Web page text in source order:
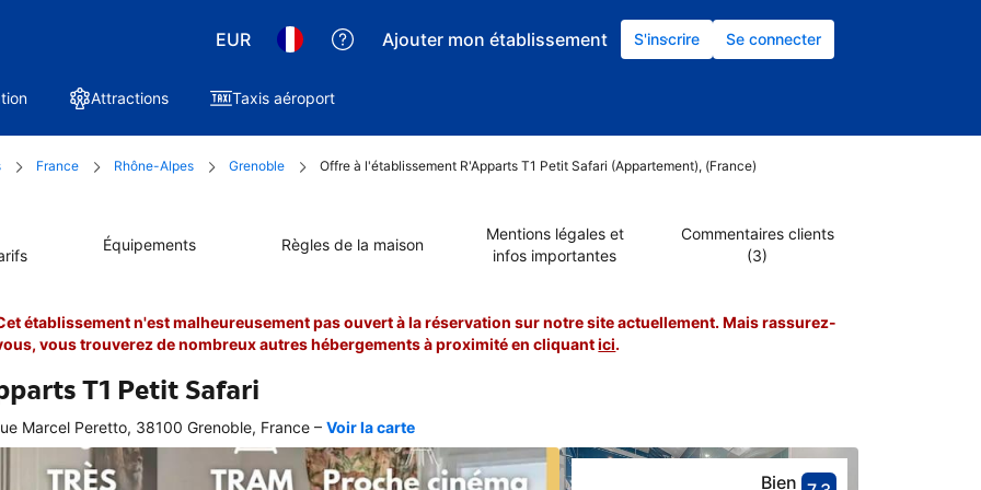
EUR Ajouter mon établissement S'inscrire Se connecter
Attractions Taxis aéroport
France Rhône-Alpes Grenoble Offre à l'établissement R'Apparts T1 Petit Safari (Appartement), (France)
Équipements Règles de la maison
Mentions légales et
infos importantes
Commentaires clients
(3)
établissement n'est malheureusement pas ouvert à la réservation sur notre site actuellement. Mais rassurez-
vous trouverez de nombreux autres hébergements à proximité en cliquantici.
T1 Petit Safari
Marcel Peretto, 38100 Grenoble, France – Voir la carte
Bien